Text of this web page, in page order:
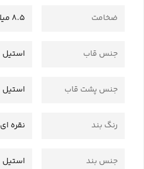
ضخامت 8.5 میلی‌متر
جنس قاب استیل
جنس پشت قاب استیل
رنگ بند نقره ای
جنس بند استیل